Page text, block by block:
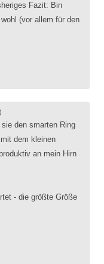
Fazit: Bin
(vor allem für den
den smarten Ring
dem kleinen
an mein Hirn
- die größte Größe